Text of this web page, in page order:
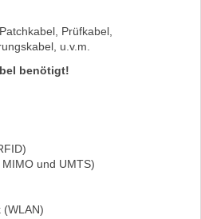
Prüfkabel,
u.v.m.
benötigt!
und UMTS)
(WLAN)